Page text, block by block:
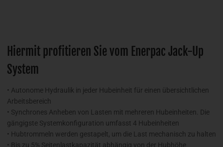
Hiermit profitieren Sie vom Enerpac Jack-Up
System
• Autonome Hydraulik in jeder Hubeinheit für einen übersichtlichen
Arbeitsbereich
• Synchrones Anheben von Lasten mit mehreren Hubeinheiten. Die
gängigste Systemkonfiguration umfasst 4 Hubeinheiten
• Hubtrommeln werden gestapelt, um die Last mechanisch zu halten
• Bis zu 5% Seitenlastkapazität abhängig von der Hubhöhe